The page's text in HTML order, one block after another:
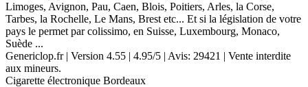
Limoges, Avignon, Pau, Caen, Blois, Poitiers, Arles, la Corse,
Tarbes, la Rochelle, Le Mans, Brest etc... Et si la législation de votre
pays le permet par colissimo, en Suisse, Luxembourg, Monaco,
Suède ...
Genericlop.fr| Version 4.55 | 4.95/5 | Avis: 29421 | Vente interdite
aux mineurs.
Cigarette électronique Bordeaux